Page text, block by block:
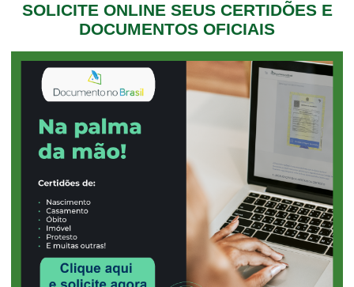
SOLICITE ONLINE SEUS CERTIDÕES E
DOCUMENTOS OFICIAIS